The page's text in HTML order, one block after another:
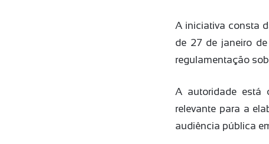
A iniciativa consta
de 27 de janeiro
regulamentação
A autoridade está
relevante para a
audiência pública